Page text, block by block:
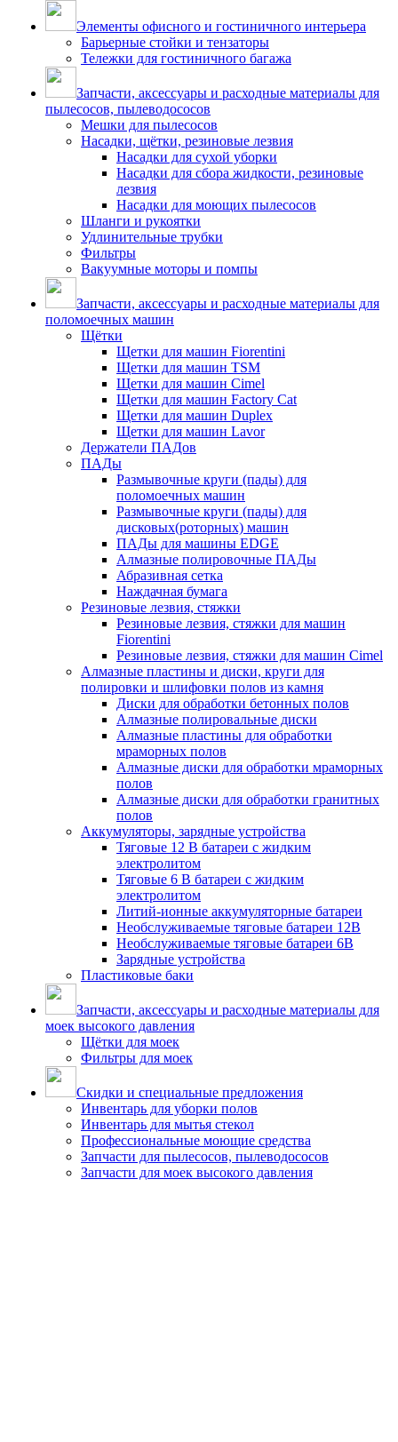
Элементы офисного и гостиничного интерьера
Барьерные стойки и тензаторы
Тележки для гостиничного багажа
Запчасти, аксессуары и расходные материалы для
пылесосов, пылеводососов
Мешки для пылесосов
Насадки, щётки, резиновые лезвия
Насадки для сухой уборки
Насадки для сбора жидкости, резиновые
лезвия
Насадки для моющих пылесосов
Шланги и рукоятки
Удлинительные трубки
Фильтры
Вакуумные моторы и помпы
Запчасти, аксессуары и расходные материалы для
поломоечных машин
Щётки
Щетки для машин Fiorentini
Щетки для машин TSM
Щетки для машин Cimel
Щетки для машин Factory Cat
Щетки для машин Duplex
Щетки для машин Lavor
Держатели ПАДов
ПАДы
Размывочные круги (пады) для
поломоечных машин
Размывочные круги (пады) для
дисковых(роторных) машин
ПАДы для машины EDGE
Алмазные полировочные ПАДы
Абразивная сетка
Наждачная бумага
Резиновые лезвия, стяжки
Резиновые лезвия, стяжки для машин
Fiorentini
Резиновые лезвия, стяжки для машин Cimel
Алмазные пластины и диски, круги для
полировки и шлифовки полов из камня
Диски для обработки бетонных полов
Алмазные полировальные диски
Алмазные пластины для обработки
мраморных полов
Алмазные диски для обработки мраморных
полов
Алмазные диски для обработки гранитных
полов
Аккумуляторы, зарядные устройства
Тяговые 12 В батареи с жидким
электролитом
Тяговые 6 В батареи с жидким
электролитом
Литий-ионные аккумуляторные батареи
Необслуживаемые тяговые батареи 12В
Необслуживаемые тяговые батареи 6В
Зарядные устройства
Пластиковые баки
Запчасти, аксессуары и расходные материалы для
моек высокого давления
Щётки для моек
Фильтры для моек
Скидки и специальные предложения
Инвентарь для уборки полов
Инвентарь для мытья стекол
Профессиональные моющие средства
Запчасти для пылесосов, пылеводососов
Запчасти для моек высокого давления